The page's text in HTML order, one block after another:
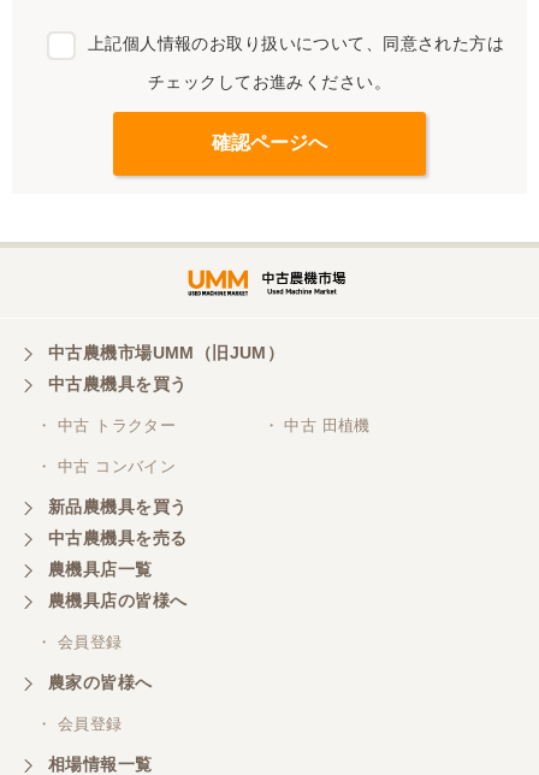
上記個人情報のお取り扱いについて、同意された方は
チェックしてお進みください。
中古農機市場UMM（旧JUM）
中古農機具を買う
・ 中古 トラクター ・ 中古 田植機
・ 中古 コンバイン
新品農機具を買う
中古農機具を売る
農機具店一覧
農機具店の皆様へ
・ 会員登録
農家の皆様へ
・ 会員登録
相場情報一覧